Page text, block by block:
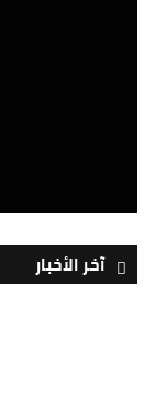
آخر الأخبار